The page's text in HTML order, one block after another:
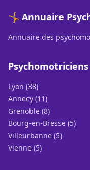
🤸 Annuaire
Annuaire des
Lyon (38)
Annecy (11)
Grenoble (8)
Bourg-en-Bresse (5)
Villeurbanne (5)
Vienne (5)